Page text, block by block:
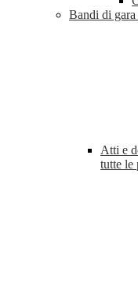
Bandi di gara
Atti e
tutte le